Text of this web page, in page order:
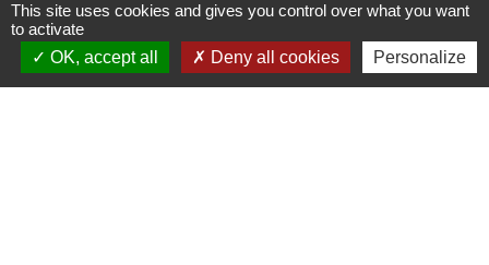
Horaires d'ouverture
Du lundi au vendredi de 8h30 à 12h et 13h30 à
This site uses cookies and gives you control over what you want
to activate
OK, accept all
Deny all cookies Personalize